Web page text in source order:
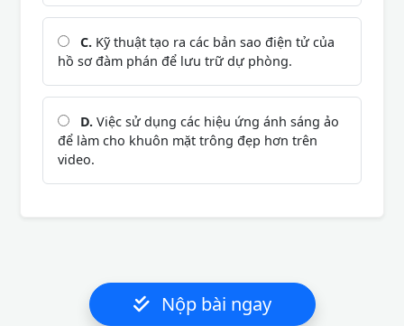
C. Kỹ thuật tạo ra các bản sao điện tử của
hồ sơ đàm phán để lưu trữ dự phòng.
D. Việc sử dụng các hiệu ứng ánh sáng ảo
để làm cho khuôn mặt trông đẹp hơn trên
video.
Nộp bài ngay